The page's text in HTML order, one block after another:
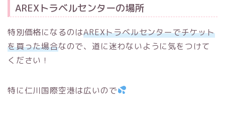
AREXトラベルセンターの場所
特別価格になるのはAREXトラベルセンターでチケット
を買った場合なので、道に迷わないように気をつけて
ください！
特に仁川国際空港は広いので